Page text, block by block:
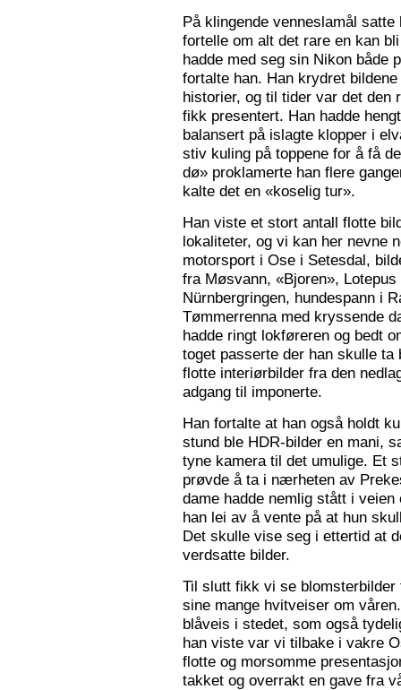
På klingende venneslamål
fortelle om alt det rare en kan
hadde med seg sin Nikon både
fortalte han. Han krydret
historier, og til tider var det den
fikk presentert. Han hadde
balansert på islagte klopper i
stiv kuling på toppene for å få
dø» proklamerte han flere
kalte det en «koselig tur».
Han viste et stort antall flotte
lokaliteter, og vi kan her nevne
motorsport i Ose i Setesdal,
fra Møsvann, «Bjoren»,
Nürnbergringen, hundespann i
Tømmerrenna med kryssende
hadde ringt lokføreren og bedt
toget passerte der han skulle
flotte interiørbilder fra den
adgang til imponerte.
Han fortalte at han også holdt
stund ble HDR-bilder en mani,
tyne kamera til det umulige. Et
prøvde å ta i nærheten av
dame hadde nemlig stått i
han lei av å vente på at hun
Det skulle vise seg i ettertid at
verdsatte bilder.
Til slutt fikk vi se
sine mange hvitveiser om
blåveis i stedet, som også
han viste var vi tilbake i vakre
flotte og morsomme
takket og overrakt en gave fra